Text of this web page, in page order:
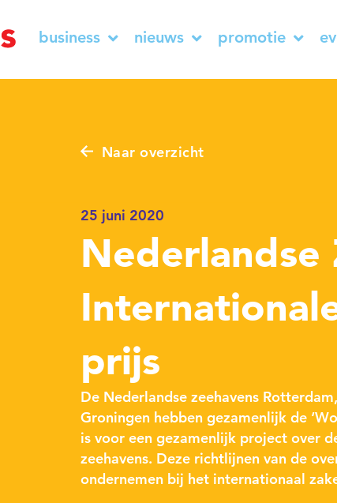
business nieuws promotie
Naar overzicht
25 juni 2020
Nederlandse
prijs
De Nederlandse zeehavens
Groningen hebben gezamenlijk de
is voor een gezamenlijk project over
zeehavens. Deze richtlijnen van de
ondernemen bij het internationaal